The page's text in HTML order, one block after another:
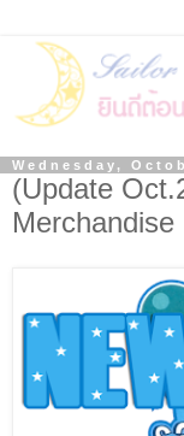
Wednesday,
(Update
Merchandise